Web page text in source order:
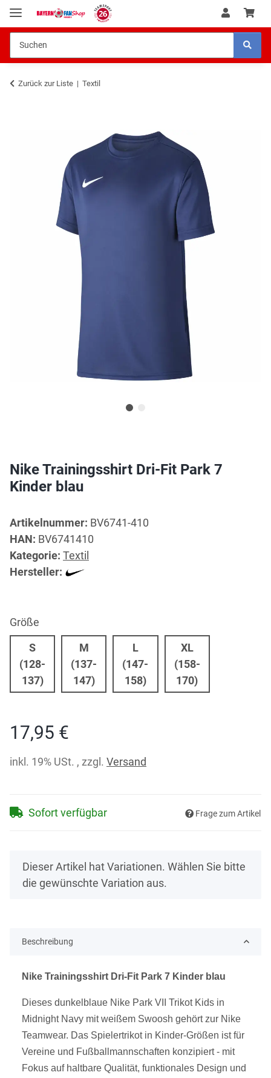
Zurück zur Liste Textil
Nike Trainingsshirt Dri-Fit Park 7
Kinder blau
Artikelnummer: BV6741-410
HAN: BV6741410
Kategorie: Textil
Hersteller:
Größe
S
(128-
137)S (128-137)
M
(137-
147)M (137-147)
L
(147-
158)L (147-158)
XL
(158-
170)XL (158-170)
17,95 €
inkl. 19% USt. , zzgl. Versand
Sofort verfügbar Frage zum Artikel
x
Dieser Artikel hat Variationen. Wählen Sie bitte
die gewünschte Variation aus.
Beschreibung
Nike Trainingsshirt Dri-Fit Park 7 Kinder blau
Dieses dunkelblaue Nike Park VII Trikot Kids in
Midnight Navy mit weißem Swoosh gehört zur Nike
Teamwear. Das Spielertrikot in Kinder-Größen ist für
Vereine und Fußballmannschaften konzipiert - mit
Fokus auf haltbare Qualität, funktionales Design und